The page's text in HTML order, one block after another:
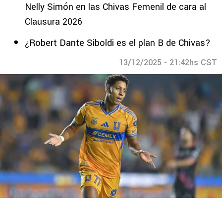
Nelly Simón en las Chivas Femenil de cara al
Clausura 2026
¿Robert Dante Siboldi es el plan B de Chivas?
13/12/2025 - 21:42hs CST